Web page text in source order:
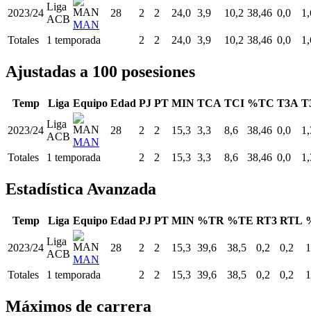
2023/24
Liga
ACB MAN
28 2 2 24,0 3,9 10,2 38,46 0,0
Totales 1 temporada 2 2 24,0 3,9 10,2 38,46 0,0
Ajustadas a 100 posesiones
Temp Liga Equipo Edad PJ PT MIN TCA TCI %TC T3A
2023/24
Liga
ACB MAN
28 2 2 15,3 3,3 8,6 38,46 0,0
Totales 1 temporada 2 2 15,3 3,3 8,6 38,46 0,0
Estadística Avanzada
Temp Liga Equipo Edad PJ PT MIN %TR %TE RT3 RTL
2023/24
Liga
ACB MAN
28 2 2 15,3 39,6 38,5 0,2 0,2
Totales 1 temporada 2 2 15,3 39,6 38,5 0,2 0,2
Máximos de carrera